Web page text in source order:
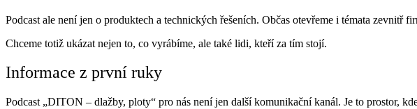
Podcast ale není jen o produktech a technických řešeních. Občas otevřeme i témata
Chceme totiž ukázat nejen to, co vyrábíme, ale také lidi, kteří za tím stojí.
Informace z první ruky
Podcast „DITON – dlažby, ploty“ pro nás není jen další komunikační kanál. Je to prostor,